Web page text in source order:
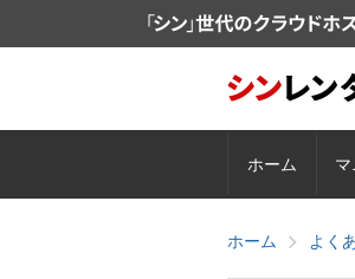
ホーム
ホーム よく